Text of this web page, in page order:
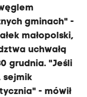
gminach" -
małopolski,
uchwałą
grudnia. "Jeśli
sejmik
- mówił